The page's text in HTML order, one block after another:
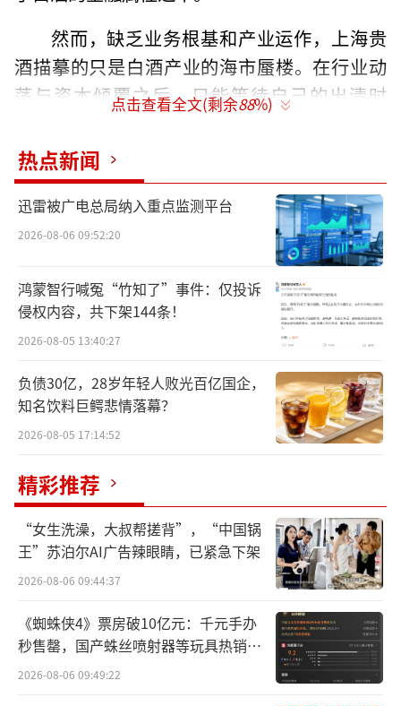
然而，缺乏业务根基和产业运作，上海贵
酒描摹的只是白酒产业的海市蜃楼。在行业动
荡与资本倾覆之后，只能等待自己的出清时
当下，业务恢复和上市公司保壳，同等重
要且互为因果。只是，在白酒市场的逆周期
中，上海贵酒能否迎来自己的白衣骑士？
白酒行业一场持续了数年的商标拉锯战，
终于在最近尘埃落定。
10月10日，*ST岩石（600696.SH）披露
诉讼进展公告，根据江苏省高级人民法院的终
审判决，上海贵酒及旗下公司立即停止使
用“贵酒”名称，并向原告贵州贵酒赔偿400余
万元。
贵州贵酒原为1985年成立的贵阳酒厂，20
09年改制，2016年被洋河股份并购。*ST岩石
与上海贵酒旗下的业务主体，大多注册于2016
年-2018年期间。
业务主体都在贵州，都是酱酒品牌，使用
点击查看全文(剩余88%)
热点新闻
迅雷被广电总局纳入重点监测平台
2026-08-06 09:52:20
鸿蒙智行喊冤“竹知了”事件：仅投诉
侵权内容，共下架144条！
2026-08-05 13:40:27
负债30亿，28岁年轻人败光百亿国企，
知名饮料巨鳄悲情落幕？
2026-08-05 17:14:52
精彩推荐
“女生洗澡，大叔帮搓背”，“中国锅
王”苏泊尔AI广告辣眼睛，已紧急下架
2026-08-06 09:44:37
《蜘蛛侠4》票房破10亿元：千元手办
秒售罄，国产蛛丝喷射器等玩具热销海
外
2026-08-06 09:49:22